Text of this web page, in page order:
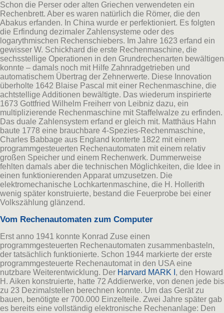
Schon die Perser oder alten Griechen verwendeten ein
Rechenbrett. Aber es waren natürlich die Römer, die den
Abakus erfanden. In China wurde er perfektioniert. Es folgten
die Erfindung dezimaler Zahlensysteme oder des
logarythmischen Rechenschiebers. Im Jahre 1623 erfand ein
gewisser W. Schickhard die erste Rechenmaschine, die
sechsstellige Operationen in den Grundrechenarten bewältigen
konnte – damals noch mit Hilfe Zahnradgetrieben und
automatischem Übertrag der Zehnerwerte. Diese Innovation
überholte 1642 Blaise Pascal mit einer Rechenmaschine, die
achtstellige Additionen bewältigte. Das wiederum inspirierte
1673 Gottfried Wilhelm Freiherr von Leibniz dazu, ein
multiplizierende Rechenmaschine mit Staffelwalze zu erfinden.
Das duale Zahlensystem erfand er gleich mit. Matthäus Hahn
baute 1778 eine brauchbare 4-Spezies-Rechenmaschine,
Charles Babbage aus England konterte 1822 mit einem
programmgesteuerten Rechenautomaten mit einem relativ
großen Speicher und einem Rechenwerk. Dummerweise
fehlten damals aber die technischen Möglichkeiten, die Idee in
einen funktionierenden Apparat umzusetzen. Die
elektromechanische Lochkartenmaschine, die H. Hollerith
wenig später konstruierte, bestand die Feuerprobe bei einer
Volkszählung glänzend.
Vom Rechenautomaten zum Computer
Erst anno 1941 konnte Konrad Zuse einen
programmgesteuerten Rechenautomaten zusammenbasteln,
der tatsächlich funktionierte. Schon 1944 markierte der erste
programmgesteuerte Rechenautomat in den USA eine
nutzbare Weiterentwicklung. Der Harvard MARK I , den Howard
H. Aiken konstruierte, hatte 72 Addierwerke, von denen jede bis
zu 23 Dezimalstellen berechnen konnte. Um das Gerät zu
bauen, benötigte er 700.000 Einzelteile. Zwei Jahre später gab
es bereits eine vollständig elektronische Rechenanlage: Den